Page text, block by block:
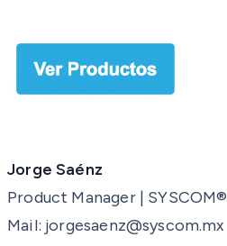
Jorge Saénz
Product Manager | SYSCOM®
Mail: jorgesaenz@syscom.mx